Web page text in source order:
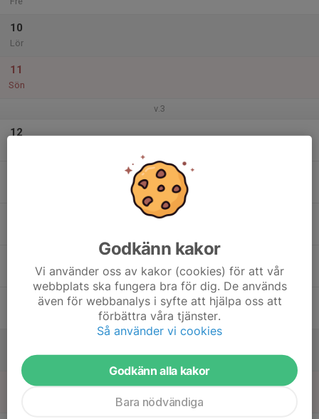
10
Lör
11
Sön
v.3
12
Godkänn kakor
Vi använder oss av kakor (cookies) för att vår
webbplats ska fungera bra för dig. De används
även för webbanalys i syfte att hjälpa oss att
förbättra våra tjänster.
Så använder vi cookies
Godkänn alla kakor
Bara nödvändiga